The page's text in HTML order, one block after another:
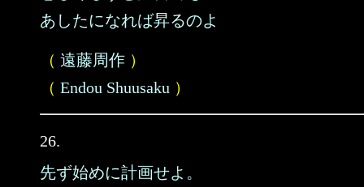
あしたになれば昇るのよ
（ 遠藤周作 ）
（ Endou Shuusaku ）
26.
先ず始めに計画せよ。